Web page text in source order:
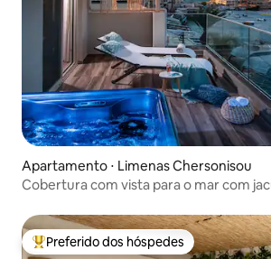
Apartamento ⋅ Limenas Chersonisou
Cobertura com vista para o mar com
Entre os melhores preferidos dos
Preferido dos hóspedes